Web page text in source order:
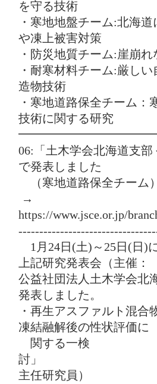
を守る技術
・寒地地盤チーム:北海
や凍上被害対策
・防災地質チーム:崖崩
・耐寒材料チーム:厳し
造物技術
・寒地道路保全チーム
技術に関する研究
06:「土木学会北海道支
で発表しました
（寒地道路保全チーム
→
https://www.jsce.or.jp/
1月24日(土)～25日(日)
上記研究発表会（主催：
公益社団法人土木学会北
発表しました。
・再生アスファルト混
凍結融解後の性状評価に
関する一検
討」
主任研究員）